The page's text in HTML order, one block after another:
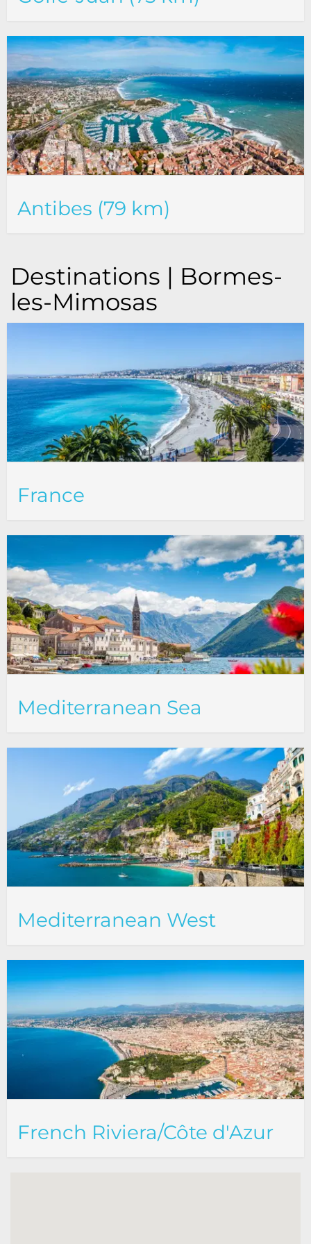
Antibes (79 km)
Destinations | Bormes-
les-Mimosas
France
Mediterranean Sea
Mediterranean West
French Riviera/Côte d'Azur